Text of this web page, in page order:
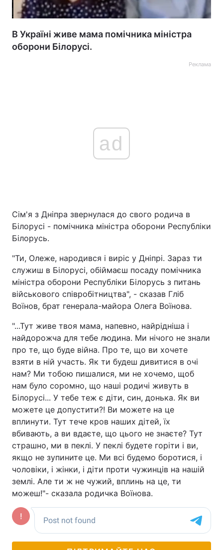
В Україні живе мама помічника міністра
оборони Білорусі.
Реклама
ad
Сім'я з Дніпра звернулася до свого родича в
Білорусі - помічника міністра оборони Республіки
Білорусь.
"Ти, Олеже, народився і виріс у Дніпрі. Зараз ти
служиш в Білорусі, обіймаєш посаду помічника
міністра оборони Республіки Білорусь з питань
військового співробітництва", - сказав Гліб
Воїнов, брат генерала-майора Олега Воїнова.
"...Тут живе твоя мама, напевно, найрідніша і
найдорожча для тебе людина. Ми нічого не знали
про те, що буде війна. Про те, що ви хочете
взяти в ній участь. Як ти будеш дивитися в очі
нам? Ми тобою пишалися, ми не хочемо, щоб
нам було соромно, що наші родичі живуть в
Білорусі... У тебе теж є діти, син, донька. Як ви
можете це допустити?! Ви можете на це
вплинути. Тут тече кров наших дітей, їх
вбивають, а ви вдаєте, що цього не знаєте? Тут
страшно, ми в пеклі. У пеклі будете горіти і ви,
якщо не зупините це. Ми всі будемо боротися, і
чоловіки, і жінки, і діти проти чужинців на нашій
землі. Але ти ж не чужий, вплинь на це, ти
можеш!"- сказала родичка Воїнова.